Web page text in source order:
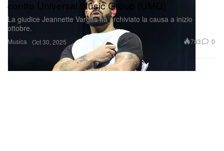
Musica
contro Universal Music Group (UMG)
La giudice Jeannette Vargas ha archiviato la causa a inizio
ottobre.
Oct 30, 2025 783 0